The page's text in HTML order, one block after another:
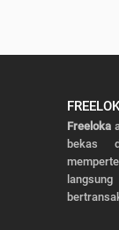
Freeloka
bekas